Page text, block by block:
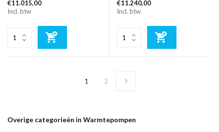
€11.015,00
Incl. btw
€11.240,00
Incl. btw
1 2
Overige categorieën in Warmtepompen